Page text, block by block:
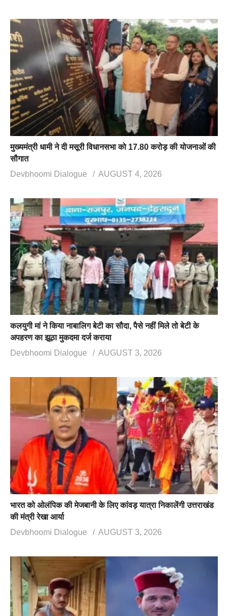
मुख्यमंत्री धामी ने दी मसूरी विधानसभा को 17.80 करोड़ की योजनाओं की
सौगात
Devbhoomi Dialogue
AUGUST 4, 2026
कलयुगी मां ने किया नाबालिग बेटी का सौदा, पैसे नहीं मिले तो बेटी के
अपहरण का झूठा मुकदमा दर्ज कराया
Devbhoomi Dialogue
AUGUST 3, 2026
भारत को ओलंपिक की मेजबानी के लिए कांवड़ यात्रा निकालेंगी उत्तराखंड
की मंत्री रेखा आर्या
Devbhoomi Dialogue
AUGUST 3, 2026